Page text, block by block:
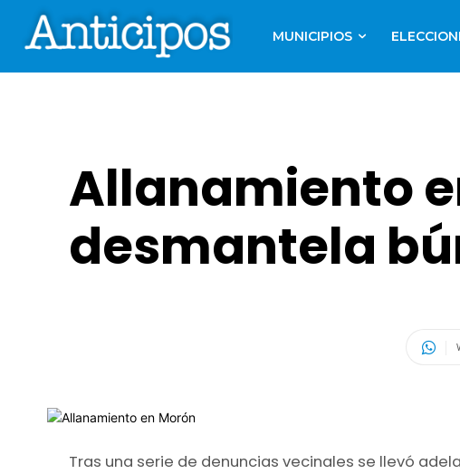
MUNICIPIOS
Allanamiento
desmantela
Tras una serie de denuncias vecinales se llevó